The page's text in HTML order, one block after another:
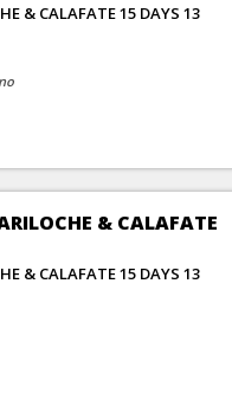
& CALAFATE 15 DAYS 13
& CALAFATE
& CALAFATE 15 DAYS 13